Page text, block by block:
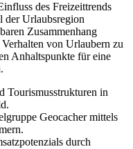
des Freizeittrends
der Urlaubsregion
Zusammenhang
von Urlaubern zu
Anhaltspunkte für eine
Tourismusstrukturen in
Geocacher mittels
durch